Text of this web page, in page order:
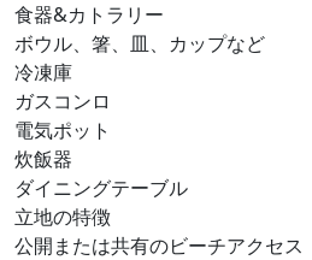
食器&カトラリー
ボウル、箸、皿、カップなど
冷凍庫
ガスコンロ
電気ポット
炊飯器
ダイニングテーブル
立地の特徴
公開または共有のビーチアクセス